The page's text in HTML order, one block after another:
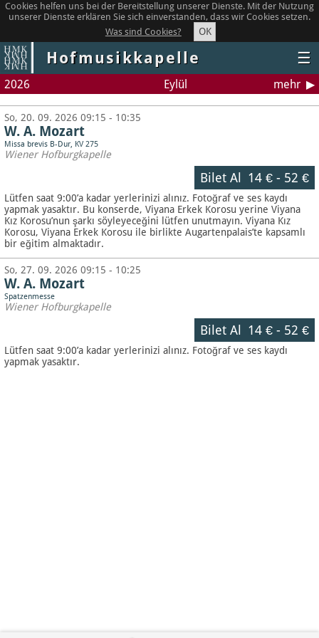
Cookies helfen uns bei der Bereitstellung unserer Dienste. Mit der Nutzung
unserer Dienste erklären Sie sich einverstanden, dass wir Cookies setzen.
Was sind Cookies?
OK
Hofmusikkapelle ☰
2026 Eylül mehr
So, 20. 09. 2026 09:15 - 10:35
W. A. Mozart
Missa brevis B-Dur, KV 275
Wiener Hofburgkapelle
Bilet Al 14 €- 52 €
Lütfen saat 9:00’a kadar yerlerinizi alınız. Fotoğraf ve ses kaydı
yapmak yasaktır. Bu konserde, Viyana Erkek Korosu yerine Viyana
Kız Korosu’nun şarkı söyleyeceğini lütfen unutmayın. Viyana Kız
Korosu, Viyana Erkek Korosu ile birlikte Augartenpalais’te kapsamlı
bir eğitim almaktadır.
So, 27. 09. 2026 09:15 - 10:25
W. A. Mozart
Spatzenmesse
Wiener Hofburgkapelle
Bilet Al 14 €- 52 €
Lütfen saat 9:00’a kadar yerlerinizi alınız. Fotoğraf ve ses kaydı
yapmak yasaktır.